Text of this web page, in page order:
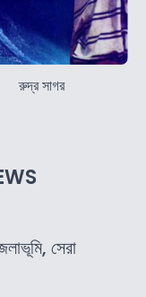
রুদ্র সাগর
সেরা